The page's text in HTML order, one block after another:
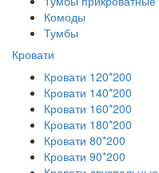
Комоды
Тумбы
Кровати
Кровати 120*200
Кровати 140*200
Кровати 160*200
Кровати 180*200
Кровати 80*200
Кровати 90*200